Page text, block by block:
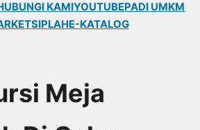
KAMIYOUTUBEPADI UMKM
SIPLAHE-KATALOG
Meja